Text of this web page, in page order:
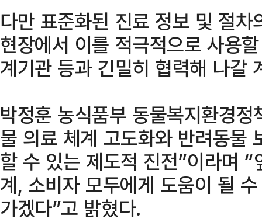
다만 표준화된 진료 정보 및 절
현장에서 이를 적극적으로 사용
계기관 등과 긴밀히 협력해 나갈
박정훈 농식품부 동물복지환경
물 의료 체계 고도화와 반려동물
할 수 있는 제도적 진전”이라며
계, 소비자 모두에게 도움이 될
가겠다”고 밝혔다.